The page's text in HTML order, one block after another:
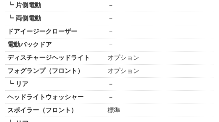
┗ 片側電動
－
┗ 両側電動
－
ドアイージークローザー
－
電動バックドア
－
ディスチャージヘッドライト
オプション
フォグランプ（フロント）
オプション
┗ リア
－
ヘッドライトウォッシャー
－
スポイラー（フロント）
標準